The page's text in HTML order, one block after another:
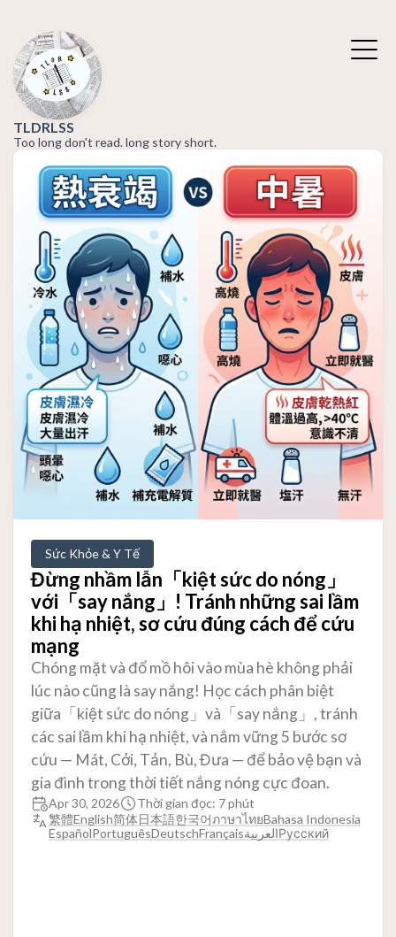
TLDRLSS
Too long don't read. long story short.
Sức Khỏe & Y Tế
Đừng nhầm lẫn「kiệt sức do nóng」
với「say nắng」! Tránh những sai lầm
khi hạ nhiệt, sơ cứu đúng cách để cứu
mạng
Chóng mặt và đổ mồ hôi vào mùa hè không phải
lúc nào cũng là say nắng! Học cách phân biệt
giữa「kiệt sức do nóng」và「say nắng」, tránh
các sai lầm khi hạ nhiệt, và nắm vững 5 bước sơ
cứu — Mát, Cởi, Tản, Bù, Đưa — để bảo vệ bạn và
gia đình trong thời tiết nắng nóng cực đoan.
Apr 30, 2026
Thời gian đọc: 7 phút
繁體English简体日本語한국어ภาษาไทยBahasa Indonesia
EspañolPortuguêsDeutschFrançaisالعربيةРусский